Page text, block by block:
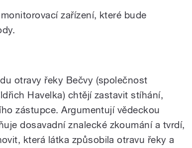
zařízení, které bude
otravy řeky Bečvy (společnost
Havelka) chtějí zastavit stíhání,
zástupce. Argumentují vědeckou
dosavadní znalecké zkoumání a tvrdí,
která látka způsobila otravu řeky a